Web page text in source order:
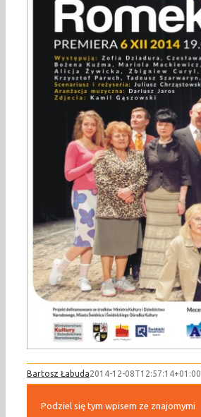
Bartosz Łabuda2014-12-08T12:57:14+01:00
Podziel się tym wpisem ze znajomymi